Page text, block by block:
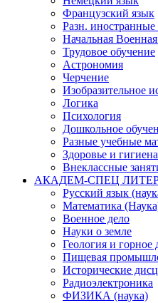
Французский язык
Разн. иностранные
Начальная
Трудовое обучение
Астрономия
Черчение
Изобразительное
Логика
Психология
Дошкольное
Разные учебные
Здоровье и гигиена
Внеклассные
АКАДЕМ-СПЕЦ
Русский язык
Математика
Военное дело
Науки о земле
Геология и горное
Пищевая
Исторические
Радиоэлектроника
ФИЗИКА (наука)